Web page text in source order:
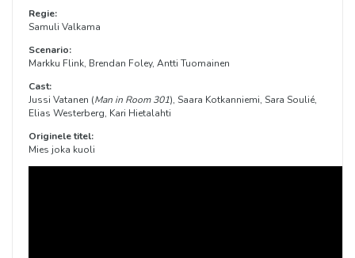
Regie:
Samuli Valkama
Scenario:
Markku Flink, Brendan Foley, Antti Tuomainen
Cast:
Jussi Vatanen (Man in Room 301), Saara Kotkanniemi, Sara Soulié,
Elias Westerberg, Kari Hietalahti
Originele titel:
Mies joka kuoli